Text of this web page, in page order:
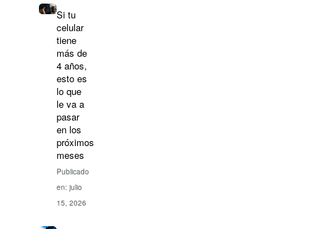
Si tu
celular
tiene
más de
4 años,
esto es
lo que
le va a
pasar
en los
próximos
meses
Publicado
en: julio
15, 2026